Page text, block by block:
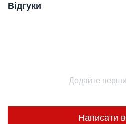
Відгуки
Додайте
Написати